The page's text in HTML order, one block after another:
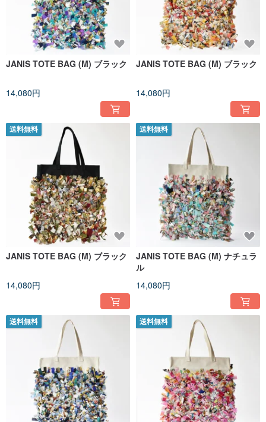
JANIS TOTE BAG (M) ブラック
14,080円
JANIS TOTE BAG (M) ブラック
14,080円
送料無料
JANIS TOTE BAG (M) ブラック
14,080円
送料無料
JANIS TOTE BAG (M) ナチュラ
ル
14,080円
送料無料 送料無料